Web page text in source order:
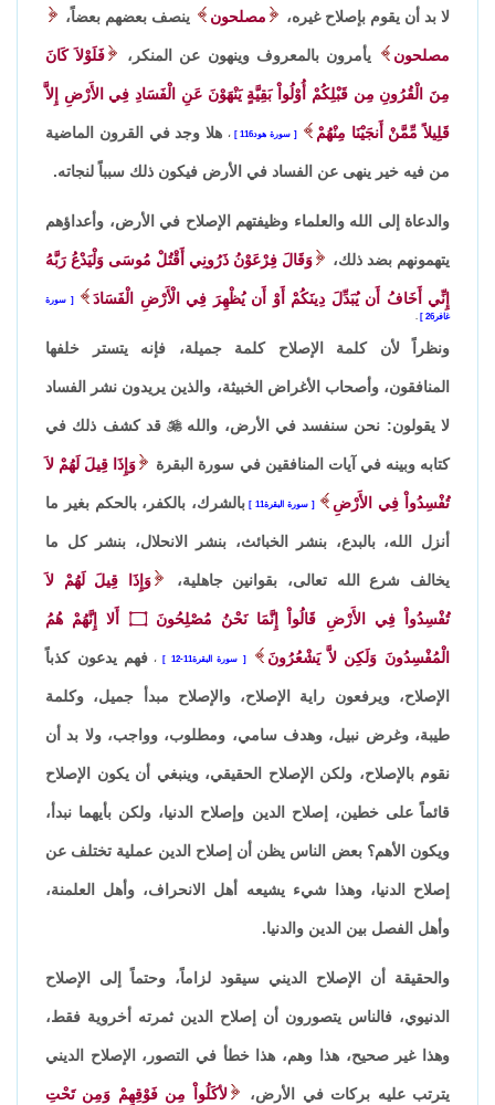
لا بد أن يقوم بإصلاح غيره، مصلحون ينصف بعضهم بعضاً،
مصلحون يأمرون بالمعروف وينهون عن المنكر، فَلَوْلاَ كَانَ
مِنَ الْقُرُونِ مِن قَبْلِكُمْ أُوْلُواْ بَقِيَّةٍ يَنْهَوْنَ عَنِ الْفَسَادِ فِي الأَرْضِ إِلاَّ
قَلِيلاً مِّمَّنْ أَنجَيْنَا مِنْهُمْ سورة هود116 ، هلا وجد في القرون الماضية
من فيه خير ينهى عن الفساد في الأرض فيكون ذلك سبباً لنجاته.
والدعاة إلى الله والعلماء وظيفتهم الإصلاح في الأرض، وأعداؤهم
يتهمونهم بضد ذلك، وَقَالَ فِرْعَوْنُ ذَرُونِي أَقْتُلْ مُوسَى وَلْيَدْعُ رَبَّهُ
إِنِّي أَخَافُ أَن يُبَدِّلَ دِينَكُمْ أَوْ أَن يُظْهِرَ فِي الْأَرْضِ الْفَسَادَ
سورة
غافر26
ونظراً لأن كلمة الإصلاح كلمة جميلة، فإنه يتستر خلفها
المنافقون، وأصحاب الأغراض الخبيثة، والذين يريدون نشر الفساد
لا يقولون: نحن سنفسد في الأرض، واللهقد كشف ذلك في
كتابه وبينه في آيات المنافقين في سورة البقرة وَإِذَا قِيلَ لَهُمْ لاَ
تُفْسِدُواْ فِي الأَرْضِ سورة البقرة11 بالشرك، بالكفر، بالحكم بغير ما
أنزل الله، بالبدع، بنشر الخبائث، بنشر الانحلال، بنشر كل ما
يخالف شرع الله تعالى، بقوانين جاهلية، وَإِذَا قِيلَ لَهُمْ لاَ
تُفْسِدُواْ فِي الأَرْضِ قَالُواْ إِنَّمَا نَحْنُ مُصْلِحُونَ ۝ أَلا إِنَّهُمْ هُمُ
الْمُفْسِدُونَ وَلَكِن لاَّ يَشْعُرُونَ سورة البقرة11-12 ، فهم يدعون كذباً
الإصلاح، ويرفعون راية الإصلاح، والإصلاح مبدأ جميل، وكلمة
طيبة، وغرض نبيل، وهدف سامي، ومطلوب، وواجب، ولا بد أن
نقوم بالإصلاح، ولكن الإصلاح الحقيقي، وينبغي أن يكون الإصلاح
قائماً على خطين، إصلاح الدين وإصلاح الدنيا، ولكن بأيهما نبدأ،
ويكون الأهم؟ بعض الناس يظن أن إصلاح الدين عملية تختلف عن
إصلاح الدنيا، وهذا شيء يشيعه أهل الانحراف، وأهل العلمنة،
وأهل الفصل بين الدين والدنيا.
والحقيقة أن الإصلاح الديني سيقود لزاماً، وحتماً إلى الإصلاح
الدنيوي، فالناس يتصورون أن إصلاح الدين ثمرته أخروية فقط،
وهذا غير صحيح، هذا وهم، هذا خطأ في التصور، الإصلاح الديني
يترتب عليه بركات في الأرض، لأكَلُواْ مِن فَوْقِهِمْ وَمِن تَحْتِ